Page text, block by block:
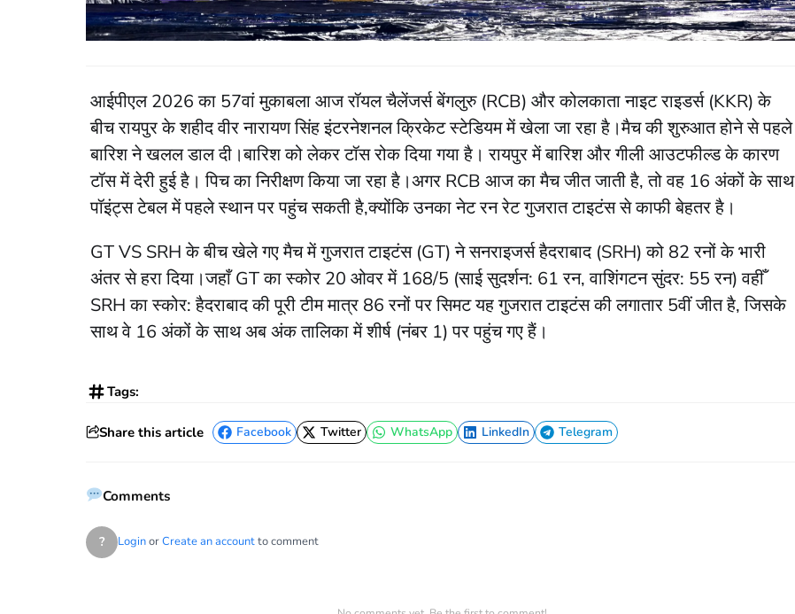
​आईपीएल 2026 का 57वां मुकाबला आज रॉयल चैलेंजर्स बेंगलुरु (RCB) और कोलकाता नाइट राइडर्स (KKR) के
बीच रायपुर के शहीद वीर नारायण सिंह इंटरनेशनल क्रिकेट स्टेडियम में खेला जा रहा है।मैच की शुरुआत होने से पहले
बारिश ने खलल डाल दी।बारिश को लेकर टॉस रोक दिया गया है। रायपुर में बारिश और गीली आउटफील्ड के कारण
टॉस में देरी हुई है। पिच का निरीक्षण किया जा रहा है।अगर RCB आज का मैच जीत जाती है, तो वह 16 अंकों के साथ
पॉइंट्स टेबल में पहले स्थान पर पहुंच सकती है,क्योंकि उनका नेट रन रेट गुजरात टाइटंस से काफी बेहतर है।
GT VS SRH के बीच खेले गए मैच में गुजरात टाइटंस (GT) ने सनराइजर्स हैदराबाद (SRH) को 82 रनों के भारी
अंतर से हरा दिया।​जहाँ GT का स्कोर 20 ओवर में 168/5 (साई सुदर्शन: 61 रन, वाशिंगटन सुंदर: 55 रन) वहीँ
SRH का स्कोर: हैदराबाद की पूरी टीम मात्र 86 रनों पर सिमट यह गुजरात टाइटंस की लगातार 5वीं जीत है, जिसके
साथ वे 16 अंकों के साथ अब अंक तालिका में शीर्ष (नंबर 1) पर पहुंच गए हैं।
Tags:
Share this article
Facebook
Facebook
Twitter
Twitter
WhatsApp
WhatsApp
LinkedIn
LinkedIn
Telegram
Telegram
Comments
? LoginorCreate an accountto comment